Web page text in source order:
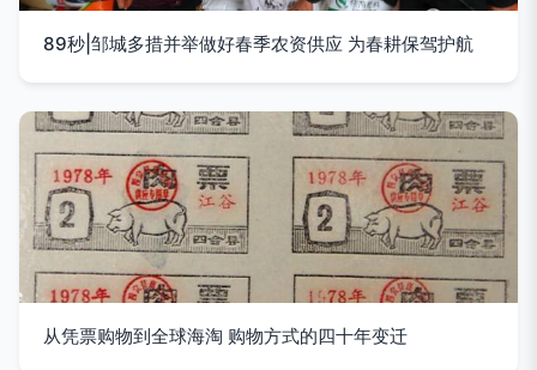
89秒|邹城多措并举做好春季农资供应 为春耕保驾护航
从凭票购物到全球海淘 购物方式的四十年变迁